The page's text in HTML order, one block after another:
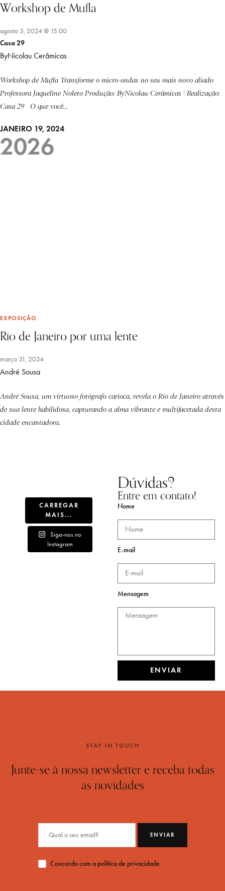
Workshop de Mufla
agosto 3, 2024 @ 15:00
Casa 29
ByNicolau Cerâmicas
Workshop de Mufla Transforme o micro-ondas no seu mais novo aliado
Professora Jaqueline Noleto Produção: ByNicolau Cerâmicas | Realização:
Casa 29 O que você...
JANEIRO 19, 2024
2026
EXPOSIÇÃO
Rio de Janeiro por uma lente
março 31, 2024
André Sousa
André Sousa, um virtuoso fotógrafo carioca, revela o Rio de Janeiro através
de sua lente habilidosa, capturando a alma vibrante e multifacetada desta
cidade encantadora.
CARREGAR
MAIS...
Siga-nos no
Instagram
Dúvidas?
Entre em contato!
Nome
E-mail
Mensagem
ENVIAR
STAY IN TOUCH
Junte-se à nossa newsletter e receba todas
as novidades
ENVIAR
Concordo com a política de privacidade